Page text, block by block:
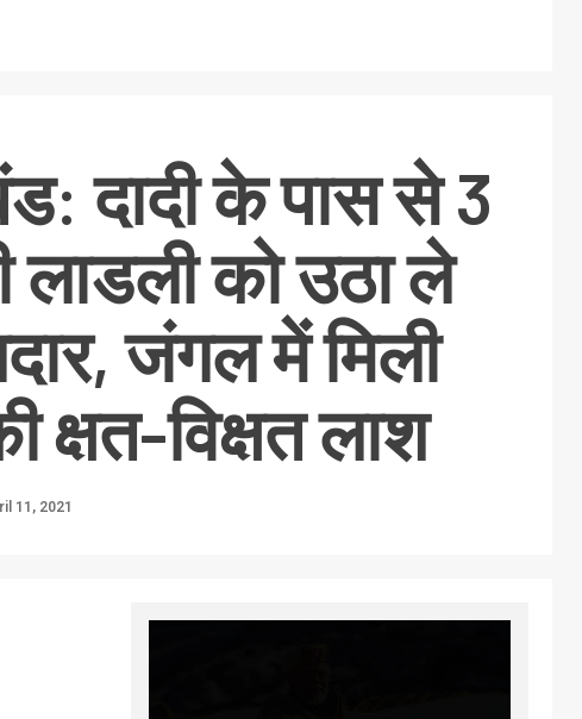
दादी के पास से 3
लाडली को उठा ले
जंगल में मिली
क्षत-विक्षत लाश
11, 2021